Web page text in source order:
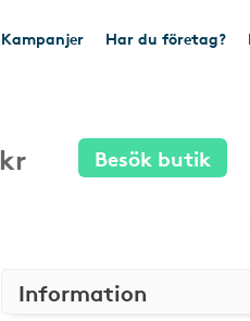
Kampanjer Har du företag?
Besök butik
Information